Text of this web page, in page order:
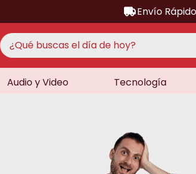
Envío
¿Qué buscas el día de hoy?
Audio y Video Tecnología
TÉRMINOS MÁS BUSCADOS
lavadora